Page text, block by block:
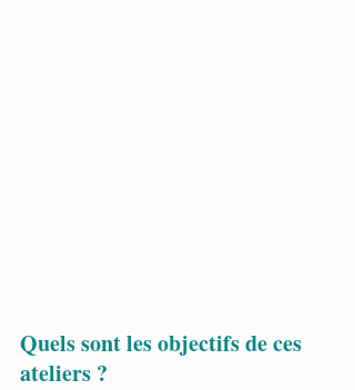
Quels sont les objectifs de ces
ateliers ?